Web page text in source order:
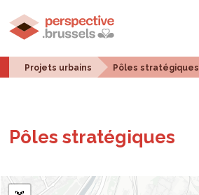
Projets urbains Pôles stratégiques
Pôles stra­té­giques